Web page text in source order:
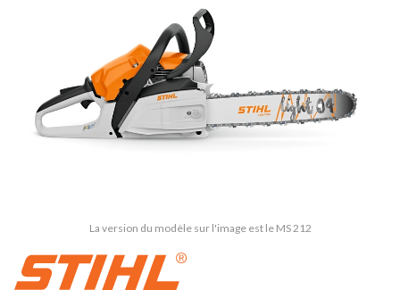
La version du modèle sur l'image est le MS 212